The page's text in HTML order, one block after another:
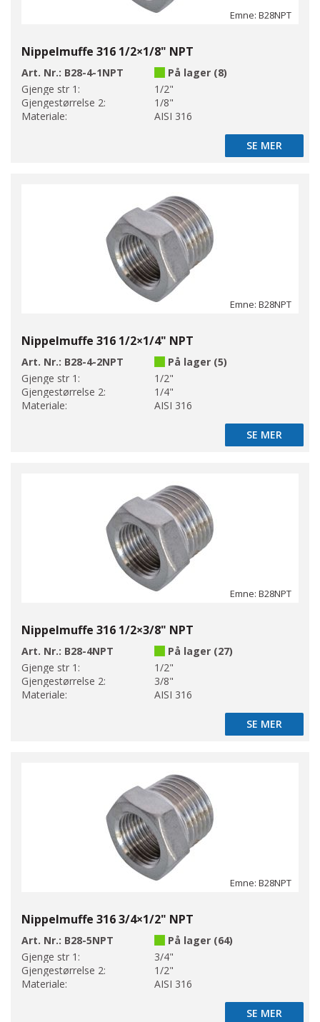
Emne: B28NPT
Nippelmuffe 316 1/2×1/8" NPT
Art. Nr.: B28-4-1NPT
På lager (8)
Gjenge str 1:
1/2"
Gjengestørrelse 2:
1/8"
Materiale:
AISI 316
SE MER
SE MER
Emne: B28NPT
Nippelmuffe 316 1/2×1/4" NPT
Art. Nr.: B28-4-2NPT
På lager (5)
Gjenge str 1:
1/2"
Gjengestørrelse 2:
1/4"
Materiale:
AISI 316
SE MER
SE MER
Emne: B28NPT
Nippelmuffe 316 1/2×3/8" NPT
Art. Nr.: B28-4NPT
På lager (27)
Gjenge str 1:
1/2"
Gjengestørrelse 2:
3/8"
Materiale:
AISI 316
SE MER
SE MER
Emne: B28NPT
Nippelmuffe 316 3/4×1/2" NPT
Art. Nr.: B28-5NPT
På lager (64)
Gjenge str 1:
3/4"
Gjengestørrelse 2:
1/2"
Materiale:
AISI 316
SE MER
SE MER